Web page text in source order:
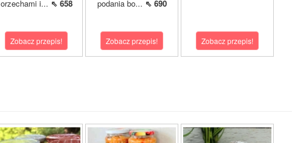
orzechami i... ⇖ 658
Zobacz przepis!
podania bo... ⇖ 690
Zobacz przepis! Zobacz przepis!